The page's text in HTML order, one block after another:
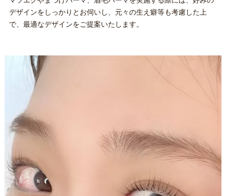
デザインをしっかりとお伺いし、元々の生え癖等も考慮した上
で、最適なデザインをご提案いたします。